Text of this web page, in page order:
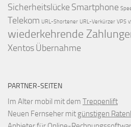
Sicherheitslücke Smartphone
Telekom URL-Shortener URL-Verkürzer VPS
wiederkehrende
XentosÜbernahme
PARTNER-SEITEN
Im Alter mobil mit dem Treppenlift
Neuen Fernseher mit günstigen